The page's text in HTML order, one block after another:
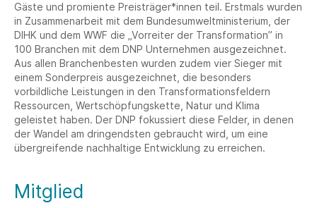
Gäste und promiente Preisträger*innen teil. Erstmals wurden
in Zusammenarbeit mit dem Bundesumweltministerium, der
DIHK und dem WWF die „Vorreiter der Transformation” in
100 Branchen mit dem DNP Unternehmen ausgezeichnet.
Aus allen Branchenbesten wurden zudem vier Sieger mit
einem Sonderpreis ausgezeichnet, die besonders
vorbildliche Leistungen in den Transformationsfeldern
Ressourcen, Wertschöpfungskette, Natur und Klima
geleistet haben. Der DNP fokussiert diese Felder, in denen
der Wandel am dringendsten gebraucht wird, um eine
übergreifende nachhaltige Entwicklung zu erreichen.
Mitglied